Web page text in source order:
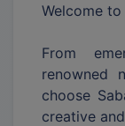
Welcome to
From
renowned
choose
creative